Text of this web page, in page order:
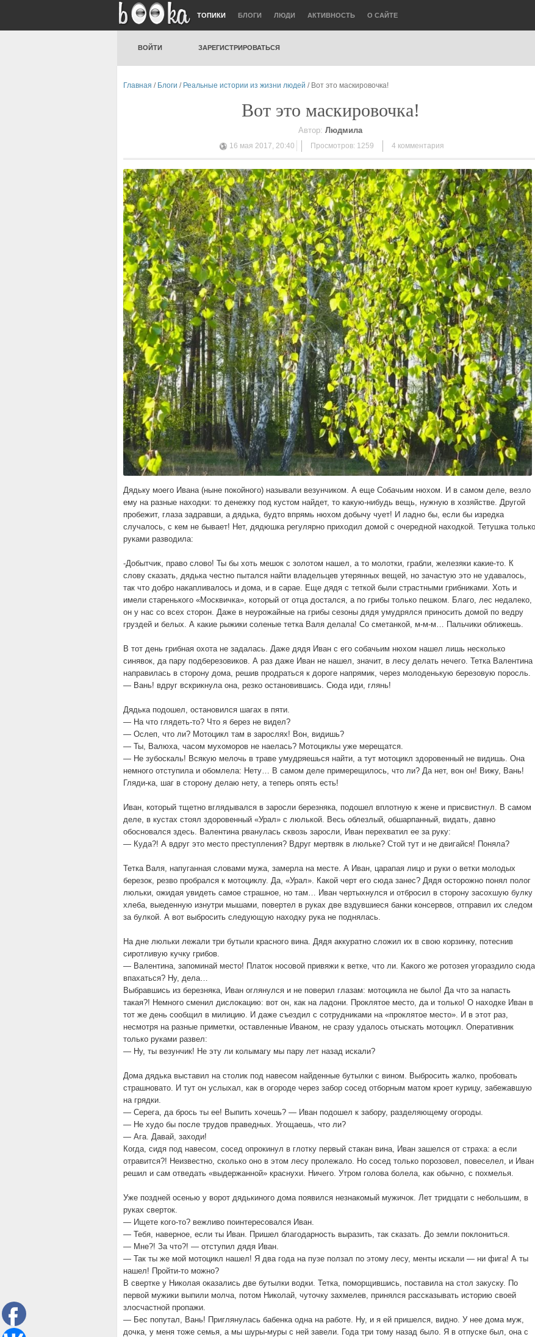
ТОПИКИ БЛОГИ ЛЮДИ АКТИВНОСТЬ О САЙТЕ
ВОЙТИ ЗАРЕГИСТРИРОВАТЬСЯ
Главная / Блоги / Реальные истории из жизни людей / Вот это маскировочка!
Вот это маскировочка!
Автор: Людмила
16 мая 2017, 20:40 Просмотров: 1259 4 комментария
Дядьку моего Ивана (ныне покойного) называли везунчиком. А еще Собачьим нюхом. И в самом деле, везло
ему на разные находки: то денежку под кустом найдет, то какую-нибудь вещь, нужную в хозяйстве. Другой
пробежит, глаза задравши, а дядька, будто впрямь нюхом добычу чует! И ладно бы, если бы изредка
случалось, с кем не бывает! Нет, дядюшка регулярно приходил домой с очередной находкой. Тетушка только
руками разводила:
-Добытчик, право слово! Ты бы хоть мешок с золотом нашел, а то молотки, грабли, железяки какие-то. К
слову сказать, дядька честно пытался найти владельцев утерянных вещей, но зачастую это не удавалось,
так что добро накапливалось и дома, и в сарае. Еще дядя с теткой были страстными грибниками. Хоть и
имели старенького «Москвичка», который от отца достался, а по грибы только пешком. Благо, лес недалеко,
он у нас со всех сторон. Даже в неурожайные на грибы сезоны дядя умудрялся приносить домой по ведру
груздей и белых. А какие рыжики соленые тетка Валя делала! Со сметанкой, м-м-м… Пальчики оближешь.
В тот день грибная охота не задалась. Даже дядя Иван с его собачьим нюхом нашел лишь несколько
синявок, да пару подберезовиков. А раз даже Иван не нашел, значит, в лесу делать нечего. Тетка Валентина
направилась в сторону дома, решив продраться к дороге напрямик, через молоденькую березовую поросль.
— Вань! вдруг вскрикнула она, резко остановившись. Сюда иди, глянь!
Дядька подошел, остановился шагах в пяти.
— На что глядеть-то? Что я берез не видел?
— Ослеп, что ли? Мотоцикл там в зарослях! Вон, видишь?
— Ты, Валюха, часом мухоморов не наелась? Мотоциклы уже мерещатся.
— Не зубоскаль! Всякую мелочь в траве умудряешься найти, а тут мотоцикл здоровенный не видишь. Она
немного отступила и обомлела: Нету… В самом деле примерещилось, что ли? Да нет, вон он! Вижу, Вань!
Гляди-ка, шаг в сторону делаю нету, а теперь опять есть!
Иван, который тщетно вглядывался в заросли березняка, подошел вплотную к жене и присвистнул. В самом
деле, в кустах стоял здоровенный «Урал» с люлькой. Весь облезлый, обшарпанный, видать, давно
обосновался здесь. Валентина рванулась сквозь заросли, Иван перехватил ее за руку:
— Куда?! А вдруг это место преступления? Вдруг мертвяк в люльке? Стой тут и не двигайся! Поняла?
Тетка Валя, напуганная словами мужа, замерла на месте. А Иван, царапая лицо и руки о ветки молодых
березок, резво пробрался к мотоциклу. Да, «Урал». Какой черт его сюда занес? Дядя осторожно понял полог
люльки, ожидая увидеть самое страшное, но там… Иван чертыхнулся и отбросил в сторону засохшую булку
хлеба, выеденную изнутри мышами, повертел в руках две вздувшиеся банки консервов, отправил их следом
за булкой. А вот выбросить следующую находку рука не поднялась.
На дне люльки лежали три бутыли красного вина. Дядя аккуратно сложил их в свою корзинку, потеснив
сиротливую кучку грибов.
— Валентина, запоминай место! Платок носовой привяжи к ветке, что ли. Какого же ротозея угораздило сюда
впахаться? Ну, дела…
Выбравшись из березняка, Иван оглянулся и не поверил глазам: мотоцикла не было! Да что за напасть
такая?! Немного сменил дислокацию: вот он, как на ладони. Проклятое место, да и только! О находке Иван в
тот же день сообщил в милицию. И даже съездил с сотрудниками на «проклятое место». И в этот раз,
несмотря на разные приметки, оставленные Иваном, не сразу удалось отыскать мотоцикл. Оперативник
только руками развел:
— Ну, ты везунчик! Не эту ли колымагу мы пару лет назад искали?
Дома дядька выставил на столик под навесом найденные бутылки с вином. Выбросить жалко, пробовать
страшновато. И тут он услыхал, как в огороде через забор сосед отборным матом кроет курицу, забежавшую
на грядки.
— Серега, да брось ты ее! Выпить хочешь? — Иван подошел к забору, разделяющему огороды.
— Не худо бы после трудов праведных. Угощаешь, что ли?
— Ага. Давай, заходи!
Когда, сидя под навесом, сосед опрокинул в глотку первый стакан вина, Иван зашелся от страха: а если
отравится?! Неизвестно, сколько оно в этом лесу пролежало. Но сосед только порозовел, повеселел, и Иван
решил и сам отведать «выдержанной» краснухи. Ничего. Утром голова болела, как обычно, с похмелья.
Уже поздней осенью у ворот дядькиного дома появился незнакомый мужичок. Лет тридцати с небольшим, в
руках сверток.
— Ищете кого-то? вежливо поинтересовался Иван.
— Тебя, наверное, если ты Иван. Пришел благодарность выразить, так сказать. До земли поклониться.
— Мне?! За что?! — отступил дядя Иван.
— Так ты же мой мотоцикл нашел! Я два года на пузе ползал по этому лесу, менты искали — ни фига! А ты
нашел! Пройти-то можно?
В свертке у Николая оказались две бутылки водки. Тетка, поморщившись, поставила на стол закуску. По
первой мужики выпили молча, потом Николай, чуточку захмелев, принялся рассказывать историю своей
злосчастной пропажи.
— Бес попутал, Вань! Приглянулась бабенка одна на работе. Ну, и я ей пришелся, видно. У нее дома муж,
дочка, у меня тоже семья, а мы шуры-муры с ней завели. Года три тому назад было. Я в отпуске был, она с